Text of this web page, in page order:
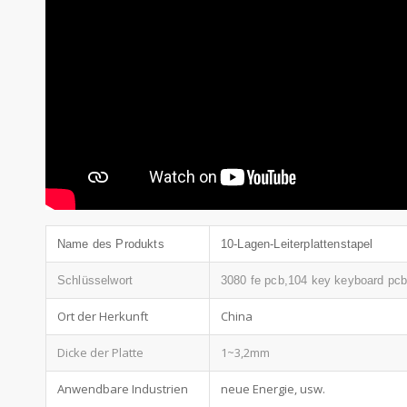
Name des Produkts 10-Lagen-Leiterplattenstapel
Schlüsselwort 3080 fe pcb,104 key keyboard pcb
Ort der Herkunft China
Dicke der Platte 1~3,2mm
Anwendbare Industrien neue Energie, usw.